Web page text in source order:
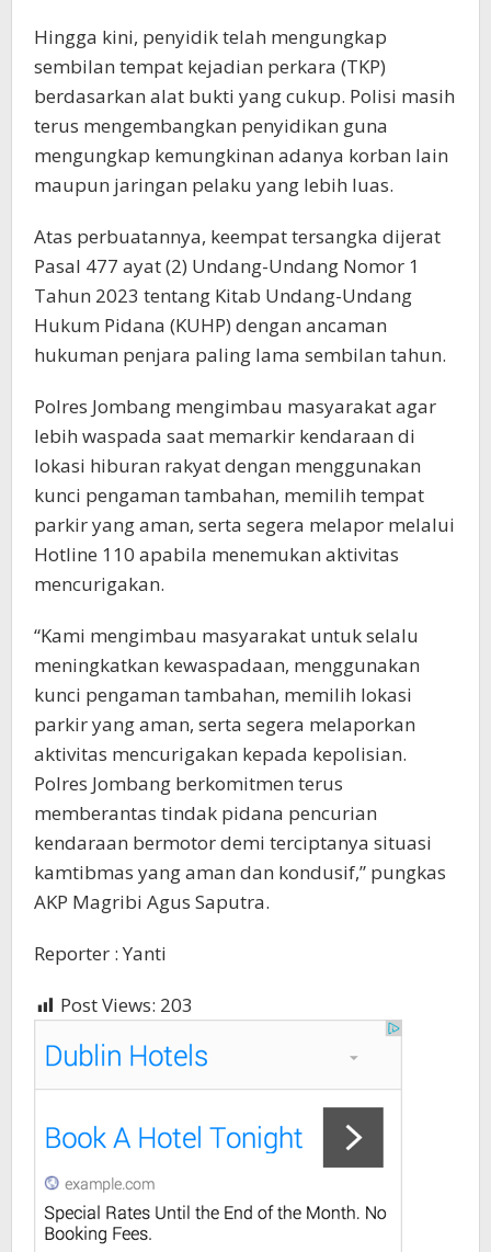
Hingga kini, penyidik telah mengungkap
sembilan tempat kejadian perkara (TKP)
berdasarkan alat bukti yang cukup. Polisi masih
terus mengembangkan penyidikan guna
mengungkap kemungkinan adanya korban lain
maupun jaringan pelaku yang lebih luas.
Atas perbuatannya, keempat tersangka dijerat
Pasal 477 ayat (2) Undang-Undang Nomor 1
Tahun 2023 tentang Kitab Undang-Undang
Hukum Pidana (KUHP) dengan ancaman
hukuman penjara paling lama sembilan tahun.
Polres Jombang mengimbau masyarakat agar
lebih waspada saat memarkir kendaraan di
lokasi hiburan rakyat dengan menggunakan
kunci pengaman tambahan, memilih tempat
parkir yang aman, serta segera melapor melalui
Hotline 110 apabila menemukan aktivitas
mencurigakan.
“Kami mengimbau masyarakat untuk selalu
meningkatkan kewaspadaan, menggunakan
kunci pengaman tambahan, memilih lokasi
parkir yang aman, serta segera melaporkan
aktivitas mencurigakan kepada kepolisian.
Polres Jombang berkomitmen terus
memberantas tindak pidana pencurian
kendaraan bermotor demi terciptanya situasi
kamtibmas yang aman dan kondusif,” pungkas
AKP Magribi Agus Saputra.
Reporter : Yanti
Post Views: 203